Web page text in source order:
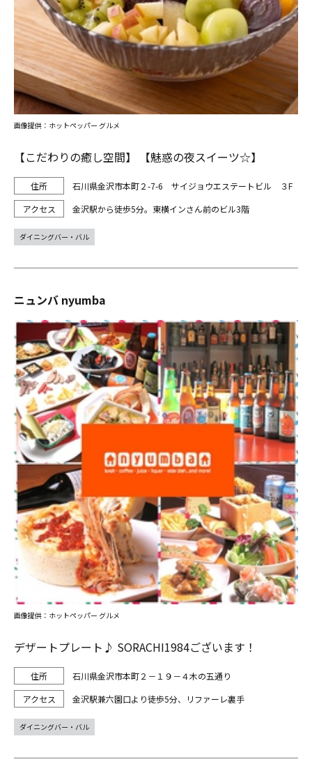
【こだわりの癒し空間】 【魅惑の夜スイーツ☆】
石川県金沢市本町２-7-6 サイジョウエステートビル ３F
金沢駅から徒歩5分。東横インさん前のビル3階
画像提供：ホットペッパー グルメ
ダイニングバー・バル
ニュンバ nyumba
デザートプレート♪ SORACHI1984ございます！
石川県金沢市本町２－１９－４木の五通り
金沢駅兼六園口より徒歩5分、リファーレ裏手
画像提供：ホットペッパー グルメ
ダイニングバー・バル